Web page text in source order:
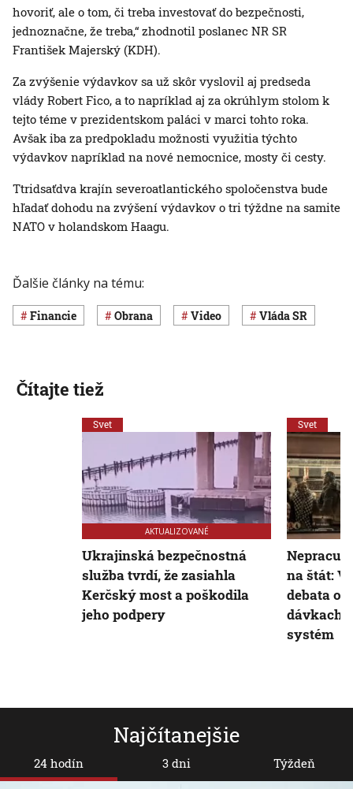
hovoriť, ale o tom, či treba investovať do bezpečnosti,
jednoznačne, že treba,“ zhodnotil poslanec NR SR
František Majerský (KDH).
Za zvýšenie výdavkov sa už skôr vyslovil aj predseda
vlády Robert Fico, a to napríklad aj za okrúhlym stolom k
tejto téme v prezidentskom paláci v marci tohto roka.
Avšak iba za predpokladu možnosti využitia týchto
výdavkov napríklad na nové nemocnice, mosty či cesty.
Ttridsaťdva krajín severoatlantického spoločenstva bude
hľadať dohodu na zvýšení výdavkov o tri týždne na samite
NATO v holandskom Haagu.
Ďalšie články na tému:
Financie obrana Video vláda SR
Najčítanejšie
24 hodín 3 dni Týždeň
Čítajte tiež
Svet
AKTUALIZOVANÉ
Ukrajinská bezpečnostná
služba tvrdí, že zasiahla
Kerčský most a poškodila
jeho podpery
Svet
na štát: V
debata o
dávkach,
systém